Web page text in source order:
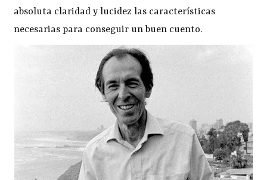
absoluta claridad y lucidez las características
necesarias para conseguir un buen cuento.